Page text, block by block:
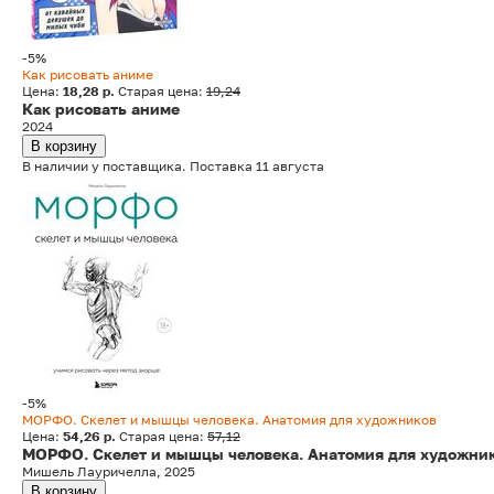
-5%
Как рисовать аниме
Цена: 18,28 р. Старая цена: 19,24
Как рисовать аниме
2024
В корзину
В наличии у поставщика. Поставка 11 августа
-5%
МОРФО. Скелет и мышцы человека. Анатомия для художников
Цена: 54,26 р. Старая цена: 57,12
МОРФО. Скелет и мышцы человека. Анатомия для
Мишель Лауричелла, 2025